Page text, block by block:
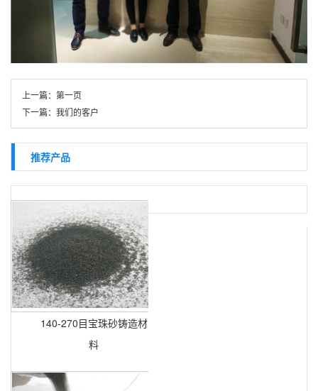
上一篇： 第一页
下一篇： 我们的客户
推荐产品
140-270目宝珠砂铸造材
料